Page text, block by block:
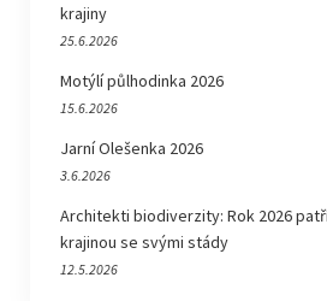
krajiny
25.6.2026
Motýlí půlhodinka 2026
15.6.2026
Jarní Olešenka 2026
3.6.2026
Architekti biodiverzity: Rok 2026
krajinou se svými stády
12.5.2026